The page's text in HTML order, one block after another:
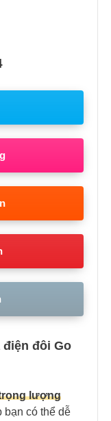
đôi Go
lượng
bạn có thể dễ